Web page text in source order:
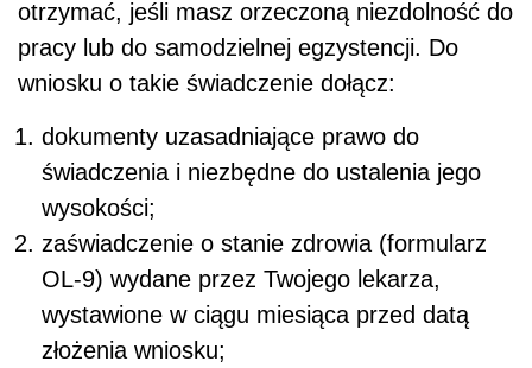
otrzymać, jeśli masz orzeczoną niezdolność do
pracy lub do samodzielnej egzystencji. Do
wniosku o takie świadczenie dołącz:
dokumenty uzasadniające prawo do
świadczenia i niezbędne do ustalenia jego
wysokości;
zaświadczenie o stanie zdrowia (formularz
OL-9) wydane przez Twojego lekarza,
wystawione w ciągu miesiąca przed datą
złożenia wniosku;